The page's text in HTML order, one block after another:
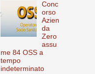
Conc
orso
Azien
da
Zero
assu
me 84 OSS a
tempo
indeterminato